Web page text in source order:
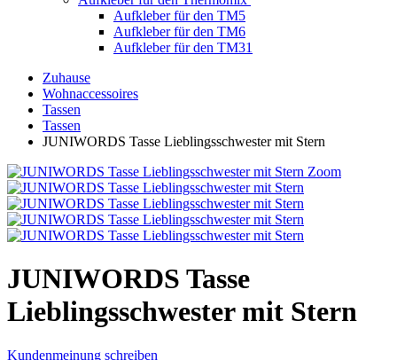
Aufkleber für den TM5
Aufkleber für den TM6
Aufkleber für den TM31
Zuhause
Wohnaccessoires
Tassen
Tassen
JUNIWORDS Tasse Lieblingsschwester mit Stern
Zoom
JUNIWORDS Tasse
Lieblingsschwester mit Stern
Kundenmeinung schreiben